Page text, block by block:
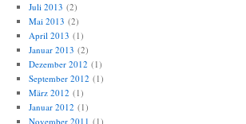
Juli 2013 (2)
Mai 2013 (2)
April 2013 (1)
Januar 2013 (2)
Dezember 2012 (1)
September 2012 (1)
März 2012 (1)
Januar 2012 (1)
November 2011 (1)